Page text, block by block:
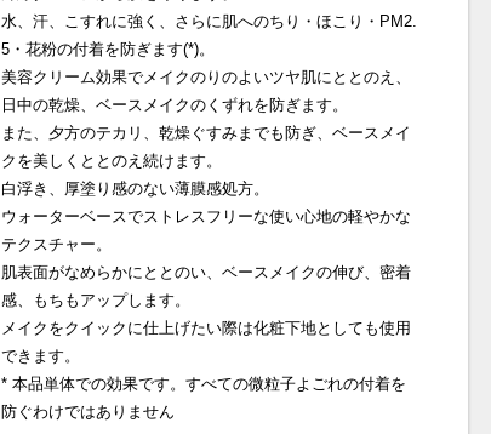
水、汗、こすれに強く、さらに肌へのちり・ほこり・PM2.
5・花粉の付着を防ぎます(*)。
美容クリーム効果でメイクのりのよいツヤ肌にととのえ、
日中の乾燥、ベースメイクのくずれを防ぎます。
また、夕方のテカリ、乾燥ぐすみまでも防ぎ、ベースメイ
クを美しくととのえ続けます。
白浮き、厚塗り感のない薄膜感処方。
ウォーターベースでストレスフリーな使い心地の軽やかな
テクスチャー。
肌表面がなめらかにととのい、ベースメイクの伸び、密着
感、もちもアップします。
メイクをクイックに仕上げたい際は化粧下地としても使用
できます。
* 本品単体での効果です。すべての微粒子よごれの付着を
防ぐわけではありません